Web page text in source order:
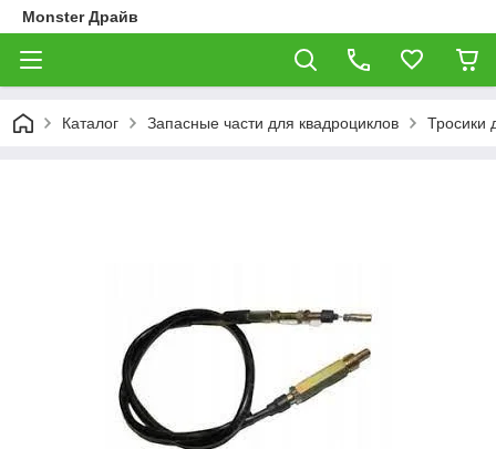
Monster Драйв
Каталог Запасные части для квадроциклов Тросики